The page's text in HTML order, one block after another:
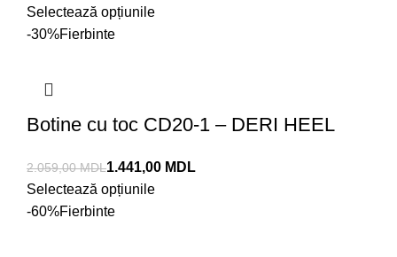
Selectează opțiunile
-30%Fierbinte
Botine cu toc CD20-1 – DERI HEEL
2.059,00MDL1.441,00 MDL
Selectează opțiunile
-60%Fierbinte